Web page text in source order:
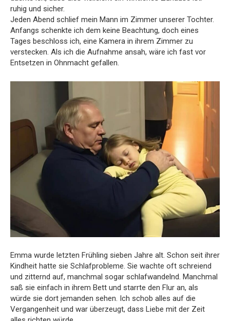
ruhig und sicher.
Jeden Abend schlief mein Mann im Zimmer unserer Tochter.
Anfangs schenkte ich dem keine Beachtung, doch eines
Tages beschloss ich, eine Kamera in ihrem Zimmer zu
verstecken. Als ich die Aufnahme ansah, wäre ich fast vor
Entsetzen in Ohnmacht gefallen.
Emma wurde letzten Frühling sieben Jahre alt. Schon seit ihrer
Kindheit hatte sie Schlafprobleme. Sie wachte oft schreiend
und zitternd auf, manchmal sogar schlafwandelnd. Manchmal
saß sie einfach in ihrem Bett und starrte den Flur an, als
würde sie dort jemanden sehen. Ich schob alles auf die
Vergangenheit und war überzeugt, dass Liebe mit der Zeit